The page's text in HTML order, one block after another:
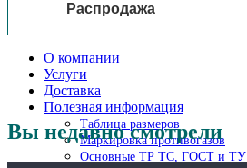
Распродажа
О компании
Услуги
Доставка
Полезная информация
Таблица размеров
Маркировка противогазов
Основные ТР ТС, ГОСТ и ТУ
Вы недавно смотрели